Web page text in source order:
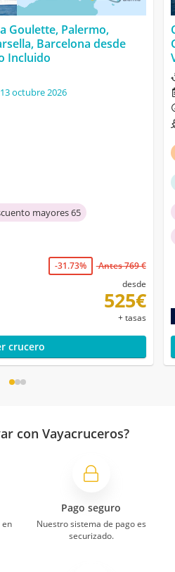
Goulette, Palermo,
Barcelona desde
Incluido
octubre 2026
mayores 65
-31.73%
Antes 769 €
desde
525€
+ tasas
crucero
con Vayacruceros?
en
Pago seguro
Nuestro sistema de pago es
securizado.